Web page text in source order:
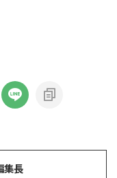
集長